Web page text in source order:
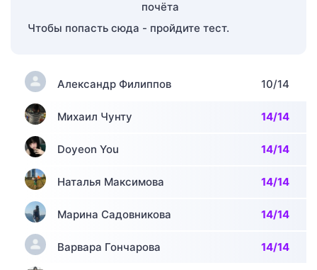
Чтобы попасть сюда - пройдите тест.
Александр Филиппов 10/14
Михаил Чунту 14/14
Doyeon You 14/14
Наталья Максимова 14/14
Марина Садовникова 14/14
Варвара Гончарова 14/14